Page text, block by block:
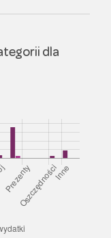
dla